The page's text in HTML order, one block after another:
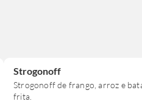
Strogonoff
Strogonoff de frango, arroz e
frita.